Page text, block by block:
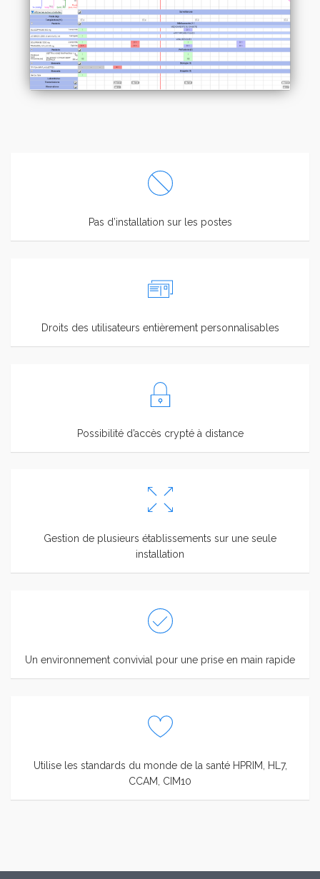
Pas d’installation sur les postes
Droits des utilisateurs entièrement personnalisables
Possibilité d’accès crypté à distance
Gestion de plusieurs établissements sur une seule
installation
Un environnement convivial pour une prise en main rapide
Utilise les standards du monde de la santé HPRIM, HL7,
CCAM, CIM10